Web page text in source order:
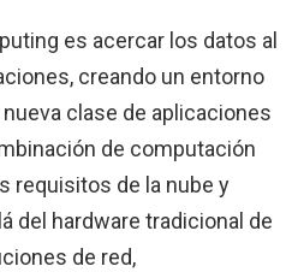
es acercar los datos al
creando un entorno
clase de aplicaciones
de computación
requisitos de la nube y
del hardware tradicional de
de red,